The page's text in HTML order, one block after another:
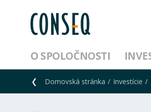
O SPOLOČNOSTI
Domovská stránka Investície